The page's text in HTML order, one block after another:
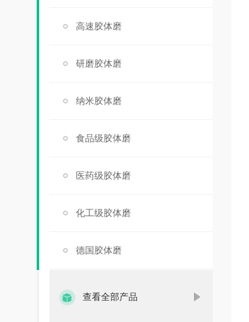
高速胶体磨
研磨胶体磨
纳米胶体磨
食品级胶体磨
医药级胶体磨
化工级胶体磨
德国胶体磨
查看全部产品